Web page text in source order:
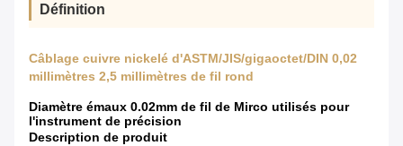
Définition
Câblage cuivre nickelé d'ASTM/JIS/gigaoctet/DIN 0,02
millimètres 2,5 millimètres de fil rond
Diamètre émaux 0.02mm de fil de Mirco utilisés pour
l'instrument de précision
Description de produit